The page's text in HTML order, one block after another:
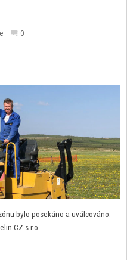
0
bylo posekáno a uválcováno.
CZ s.r.o.